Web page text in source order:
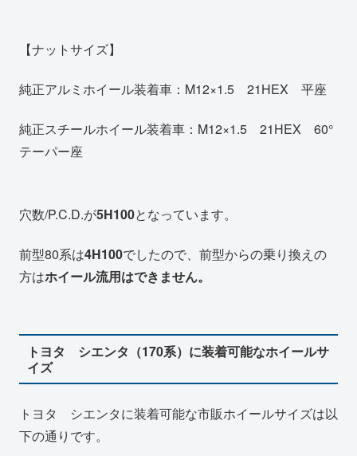
【ナットサイズ】
純正アルミホイール装着車：M12×1.5 21HEX 平座
純正スチールホイール装着車：M12×1.5 21HEX 60°
テーパー座
穴数/P.C.D.が5H100となっています。
前型80系は4H100でしたので、前型からの乗り換えの
方はホイール流用はできません。
トヨタ シエンタ（170系）に装着可能なホイールサ
イズ
トヨタ シエンタに装着可能な市販ホイールサイズは以
下の通りです。